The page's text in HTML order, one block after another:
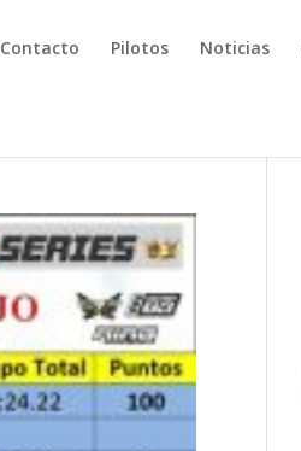
Contacto Pilotos Noticias